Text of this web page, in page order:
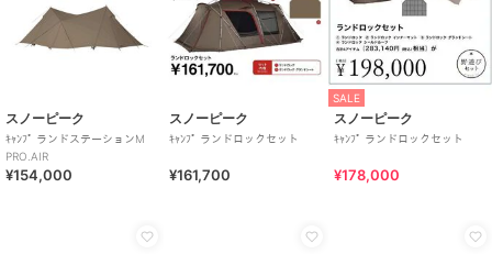
スノーピーク
ｷｬﾝﾌﾟ ランドステーションM
PRO.AIR
¥154,000
スノーピーク
ｷｬﾝﾌﾟ ランドロックセット
¥161,700
SALE
スノーピーク
ｷｬﾝﾌﾟ ランドロックセット
¥178,000